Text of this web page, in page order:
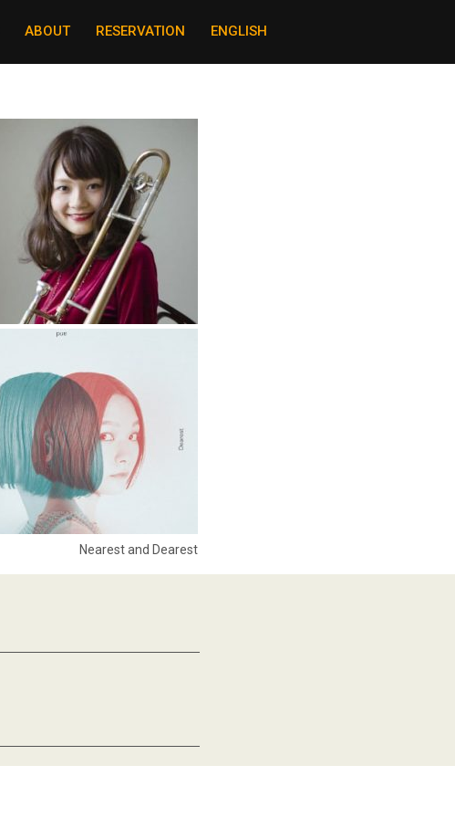
ABOUT RESERVATION ENGLISH
Nearest and Dearest